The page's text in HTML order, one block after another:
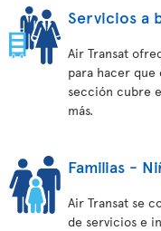
Servicios a
Air Transat
para hacer que
sección cubre
más.
Familias -
Air Transat se
de servicios e